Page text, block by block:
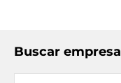
Buscar empresa